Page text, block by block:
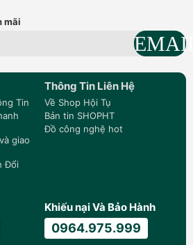
mãi
Tin
giao
Đổi
Thông Tin Liên Hệ
Về Shop Hội Tụ
Bản tin SHOPHT
Đồ công nghệ hot
Khiếu nại Và Bảo Hành
0964.975.999